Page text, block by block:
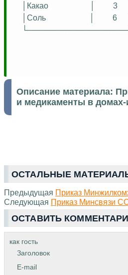
│Какао
3
│Соль
6
Описание материала:
и медикаменты в
ОСТАЛЬНЫЕ
Предыдущая Приказ
Следующая Приказ Минсвязи
ОСТАВИТЬ
как гость
Заголовок
E-mail